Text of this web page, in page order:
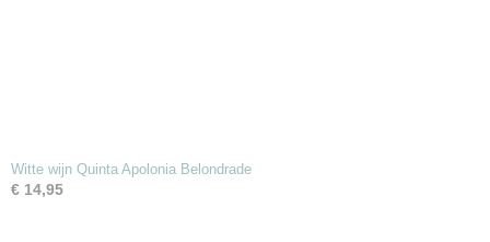
Witte wijn Quinta Apolonia Belondrade
€ 14,95